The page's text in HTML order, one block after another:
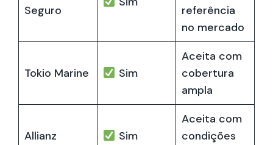
Seguro
referência
no mercado
Tokio Marine Sim
Aceita com
cobertura
ampla
Allianz Sim
Aceita com
condições